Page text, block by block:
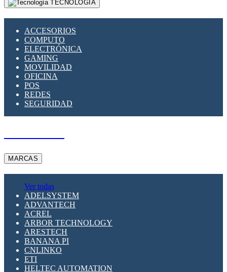
MONTAJE PANEL SOLAR
SUPRESOR DE TRANSIENTES SPDS PARA
APLICACIONES FOTOVOLTAICAS
TECNOLOGÍA
ACCESORIOS
COMPUTO
ELECTRÓNICA
GAMING
MOVILIDAD
OFICINA
POS
REDES
SEGURIDAD
MARCAS
Ver todas
ADELSYSTEM
ADVANTECH
ACREL
ARBOR TECHNOLOGY
ARESTECH
BANANA PI
CNLINKO
ETI
HELTEC AUTOMATION